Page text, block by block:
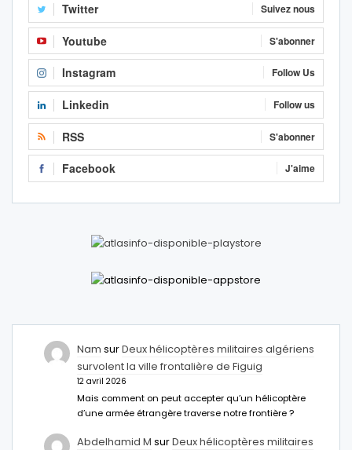
Twitter Suivez nous
Youtube S'abonner
Instagram Follow Us
Linkedin Follow us
RSS S'abonner
Facebook J'aime
Nam surDeux hélicoptères militaires algériens
survolent la ville frontalière de Figuig
12 avril 2026
Mais comment on peut accepter qu’un hélicoptère
d’une armée étrangère traverse notre frontière ?
Abdelhamid M surDeux hélicoptères militaires